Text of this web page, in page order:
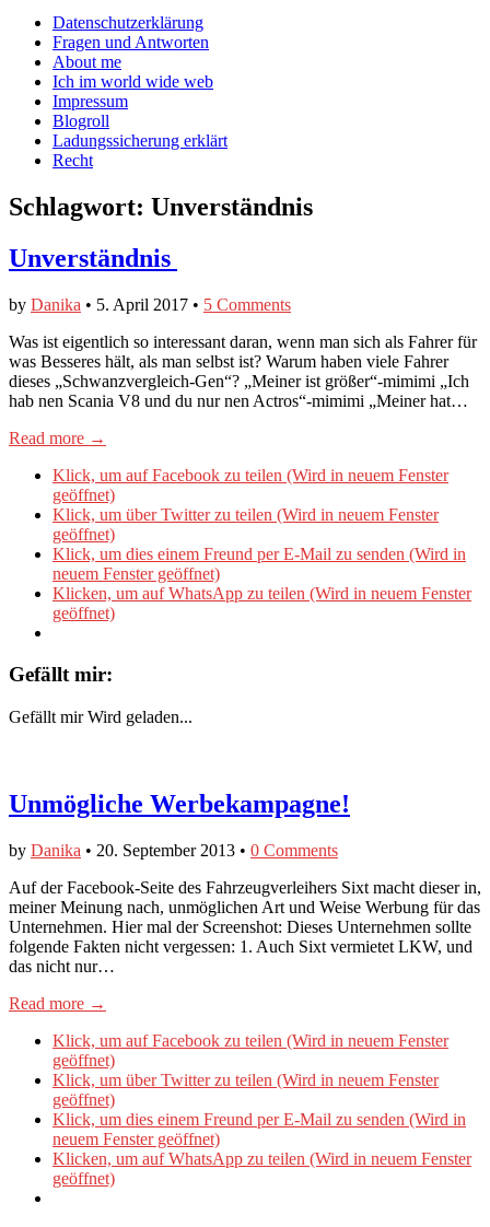
Facebook
anzeigen
Twitter
anzeigen
auf
Instagram
anzeigen
Main
menu
Skip
content
Datenschutzerklärung
Fragen und Antworten
About me
Ich im world wide web
Impressum
Blogroll
Ladungssicherung erklärt
Recht
Schlagwort: Unverständnis
Unverständnis
by Danika • 5. April 2017 • 5 Comments
Was ist eigentlich so interessant daran, wenn man sich als Fahrer für
was Besseres hält, als man selbst ist? Warum haben viele Fahrer
dieses „Schwanzvergleich-Gen“? „Meiner ist größer“-mimimi „Ich
hab nen Scania V8 und du nur nen Actros“-mimimi „Meiner hat…
Read more →
Klick, um auf Facebook zu teilen (Wird in neuem Fenster
geöffnet)
Klick, um über Twitter zu teilen (Wird in neuem Fenster
geöffnet)
Klick, um dies einem Freund per E-Mail zu senden (Wird in
neuem Fenster geöffnet)
Klicken, um auf WhatsApp zu teilen (Wird in neuem Fenster
geöffnet)
Gefällt mir:
Gefällt mir Wird geladen...
Unmögliche Werbekampagne!
by Danika • 20. September 2013 • 0 Comments
Auf der Facebook-Seite des Fahrzeugverleihers Sixt macht dieser in,
meiner Meinung nach, unmöglichen Art und Weise Werbung für das
Unternehmen. Hier mal der Screenshot: Dieses Unternehmen sollte
folgende Fakten nicht vergessen: 1. Auch Sixt vermietet LKW, und
das nicht nur…
Read more →
Klick, um auf Facebook zu teilen (Wird in neuem Fenster
geöffnet)
Klick, um über Twitter zu teilen (Wird in neuem Fenster
geöffnet)
Klick, um dies einem Freund per E-Mail zu senden (Wird in
neuem Fenster geöffnet)
Klicken, um auf WhatsApp zu teilen (Wird in neuem Fenster
geöffnet)